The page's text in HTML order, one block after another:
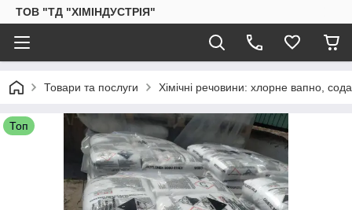
ТОВ "ТД "ХІМІНДУСТРІЯ"
Товари та послуги Хімічні речовини: хлорне вапно,
Топ